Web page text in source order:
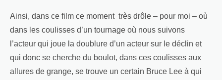
Ainsi, dans ce film ce moment très drôle – pour moi – où
dans les coulisses d’un tournage où nous suivons
l’acteur qui joue la doublure d’un acteur sur le déclin et
qui donc se cherche du boulot, dans ces coulisses aux
allures de grange, se trouve un certain Bruce Lee à qui